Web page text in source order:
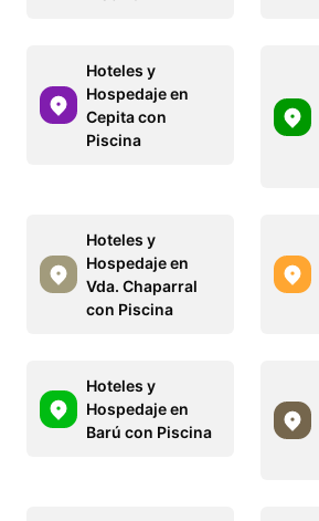
Hoteles y
Hospedaje en
Cepita con
Piscina
Hoteles y
Hospedaje en
Vda. Chaparral
con Piscina
Hoteles y
Hospedaje en
Barú con Piscina